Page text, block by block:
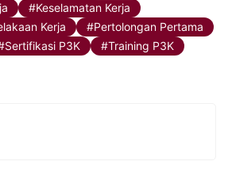
Keselamatan Kerja
Kerja
Pertolongan Pertama
Sertifikasi P3K Training P3K